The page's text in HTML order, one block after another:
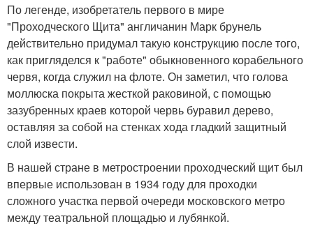
По легенде, изобретатель первого в мире
"Проходческого Щита" англичанин Марк брунель
действительно придумал такую конструкцию после того,
как пригляделся к "работе" обыкновенного корабельного
червя, когда служил на флоте. Он заметил, что голова
моллюска покрыта жесткой раковиной, с помощью
зазубренных краев которой червь буравил дерево,
оставляя за собой на стенках хода гладкий защитный
слой извести.
В нашей стране в метростроении проходческий щит был
впервые использован в 1934 году для проходки
сложного участка первой очереди московского метро
между театральной площадью и лубянкой.